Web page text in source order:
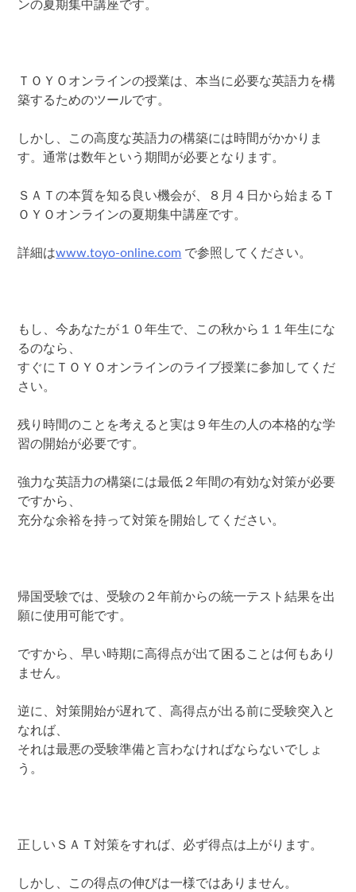
ンの夏期集中講座です。
ＴＯＹＯオンラインの授業は、本当に必要な英語力を構
築するためのツールです。
しかし、この高度な英語力の構築には時間がかかりま
す。通常は数年という期間が必要となります。
ＳＡＴの本質を知る良い機会が、８月４日から始まるＴ
ＯＹＯオンラインの夏期集中講座です。
詳細はwww.toyo-online.com で参照してください。
もし、今あなたが１０年生で、この秋から１１年生にな
るのなら、
すぐにＴＯＹＯオンラインのライブ授業に参加してくだ
さい。
残り時間のことを考えると実は９年生の人の本格的な学
習の開始が必要です。
強力な英語力の構築には最低２年間の有効な対策が必要
ですから、
充分な余裕を持って対策を開始してください。
帰国受験では、受験の２年前からの統一テスト結果を出
願に使用可能です。
ですから、早い時期に高得点が出て困ることは何もあり
ません。
逆に、対策開始が遅れて、高得点が出る前に受験突入と
なれば、
それは最悪の受験準備と言わなければならないでしょ
う。
正しいＳＡＴ対策をすれば、必ず得点は上がります。
しかし、この得点の伸びは一様ではありません。